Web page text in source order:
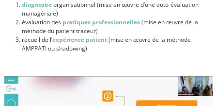
diagnosticorganisationnel (mise en œuvre d’une auto-évaluation
managériale)
évaluation des pratiques professionnelles(mise en œuvre de la
méthode du patient traceur)
recueil de l’expérience patient(mise en œuvre de la méthode
AMPPATI ou shadowing)